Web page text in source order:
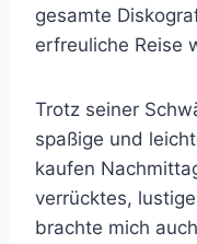
gesamte
erfreuliche Reise
Trotz seiner
spaßige und
kaufen
verrücktes,
brachte mich